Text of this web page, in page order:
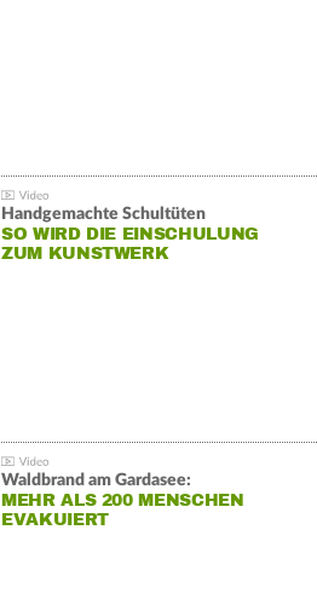
Handgemachte Schultüten
SO WIRD DIE EINSCHULUNG
ZUM KUNSTWERK
Waldbrand am Gardasee:
MEHR ALS 200 MENSCHEN
EVAKUIERT